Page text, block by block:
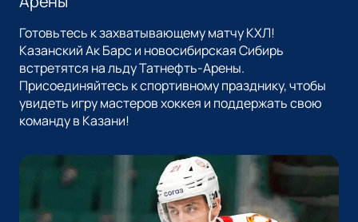
Готовьтесь к захватывающему матчу КХЛ!
Казанский Ак Барс и новосибирская Сибирь
встретятся на льду Татнефть-Арены.
Присоединяйтесь к спортивному празднику, чтобы
увидеть игру мастеров хоккея и поддержать свою
команду в Казани!